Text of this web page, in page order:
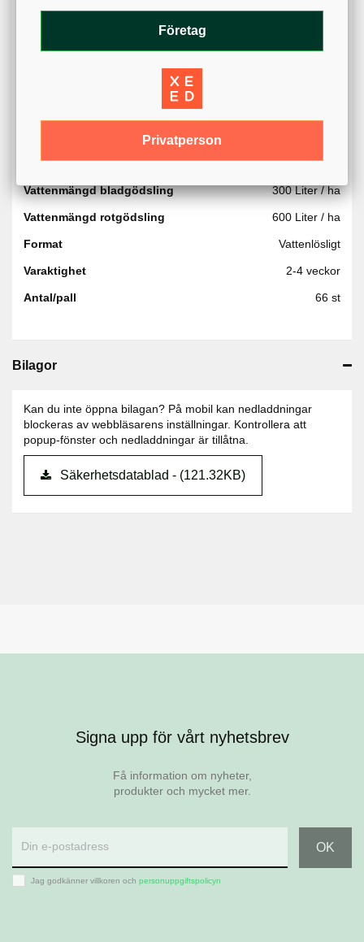
Varumärke Sportsmaster
Vattenmängd bladgödsling 300 Liter / ha
Vattenmängd rotgödsling 600 Liter / ha
Format Vattenlösligt
Varaktighet 2-4 veckor
Antal/pall 66 st
Bilagor
Kan du inte öppna bilagan? På mobil kan nedladdningar
blockeras av webbläsarens inställningar. Kontrollera att
popup-fönster och nedladdningar är tillåtna.
Säkerhetsdatablad - (121.32KB)
Signa upp för vårt nyhetsbrev
Få information om nyheter,
produkter och mycket mer.
Jag godkänner villkoren och personuppgiftspolicyn
Företag
Privatperson